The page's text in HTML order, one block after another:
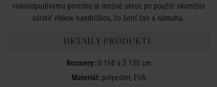
vodoodpudivému povrchu je možné obrus po použití okamžite
očistiť vlhkou handričkou, čo šetrí čas a námahu.
DETAILY PRODUKTU
Rozmery:D 160 x Š 130 cm
Materiál:polyester, EVA